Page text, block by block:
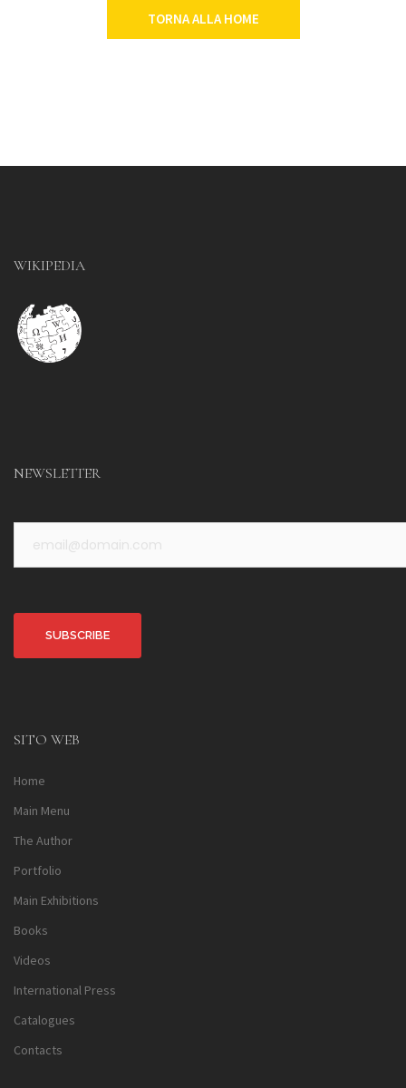
TORNA ALLA HOME
WIKIPEDIA
NEWSLETTER
SITO WEB
Home
Main Menu
The Author
Portfolio
Main Exhibitions
Books
Videos
International Press
Catalogues
Contacts